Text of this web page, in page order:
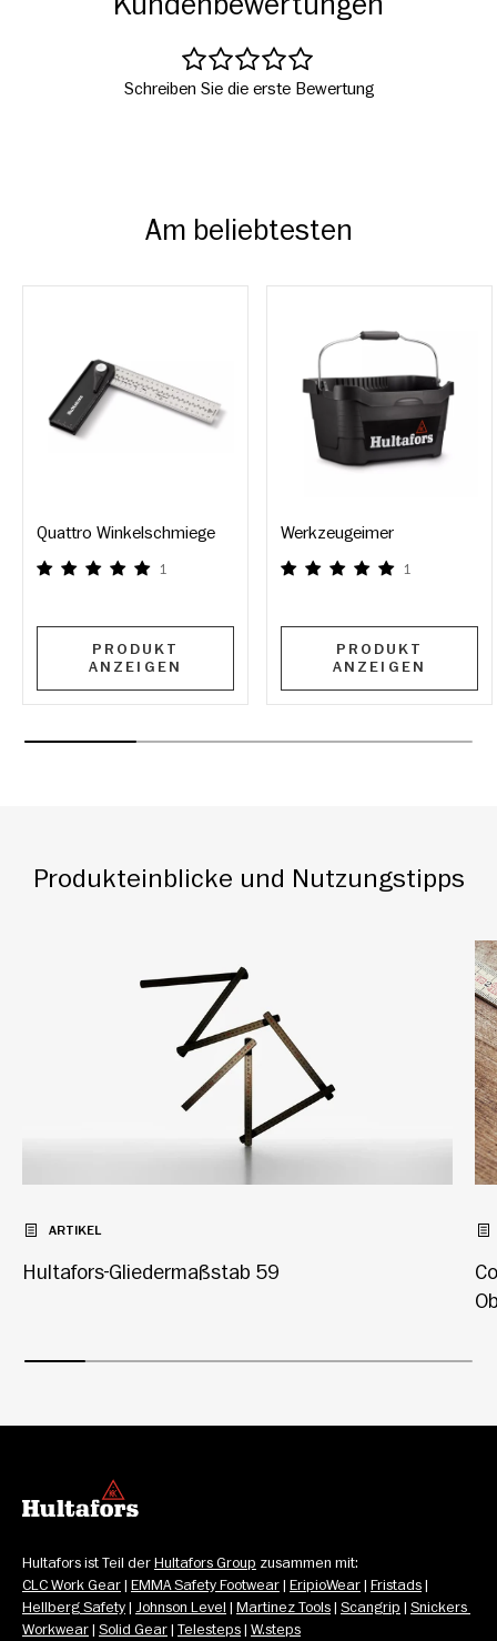
Schreiben Sie die erste Bewertung
Am beliebtesten
Quattro Winkelschmiege
1
PRODUKT
ANZEIGEN
Werkzeugeimer
1
PRODUKT
ANZEIGEN
Produkteinblicke und Nutzungstipps
ARTIKEL
Hultafors-Gliedermaßstab 59
Hultafors ist Teil der Hultafors Group zusammen mit:
CLC Work Gear | EMMA Safety Footwear | EripioWear | Fristads
Hellberg Safety | Johnson Level | Martinez Tools | Scangrip | Snickers
Workwear | Solid Gear | Telesteps | W.steps